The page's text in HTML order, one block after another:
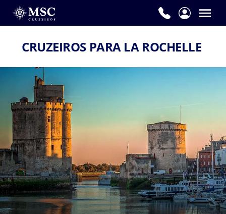
CRUZEIROS PARA LA ROCHELLE